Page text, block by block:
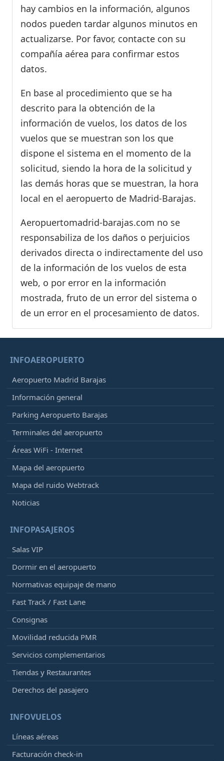
hay cambios en la información, algunos
nodos pueden tardar algunos minutos en
actualizarse. Por favor, contacte con su
compañía aérea para confirmar estos
datos.
En base al procedimiento que se ha
descrito para la obtención de la
información de vuelos, los datos de los
vuelos que se muestran son los que
dispone el sistema en el momento de la
solicitud, siendo la hora de la solicitud y
las demás horas que se muestran, la hora
local en el aeropuerto de Madrid-Barajas.
Aeropuertomadrid-barajas.com no se
responsabiliza de los daños o perjuicios
derivados directa o indirectamente del uso
de la información de los vuelos de esta
web, o por error en la información
mostrada, fruto de un error del sistema o
de un error en el procesamiento de datos.
INFOAEROPUERTO
Aeropuerto Madrid Barajas
Información general
Parking Aeropuerto Barajas
Terminales del aeropuerto
Áreas WiFi - Internet
Mapa del aeropuerto
Mapa del ruido Webtrack
Noticias
INFOPASAJEROS
Salas VIP
Dormir en el aeropuerto
Normativas equipaje de mano
Fast Track / Fast Lane
Consignas
Movilidad reducida PMR
Servicios complementarios
Tiendas y Restaurantes
Derechos del pasajero
INFOVUELOS
Líneas aéreas
Facturación check-in